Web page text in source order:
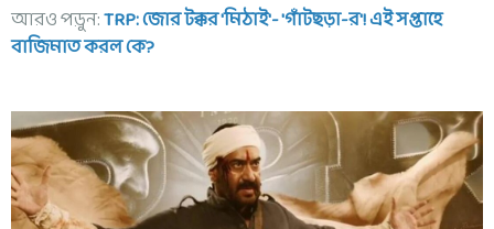
আরও পড়ুন:TRP: জোর টক্কর 'মিঠাই'- 'গাঁটছড়া-র'! এই সপ্তাহে
বাজিমাত করল কে?